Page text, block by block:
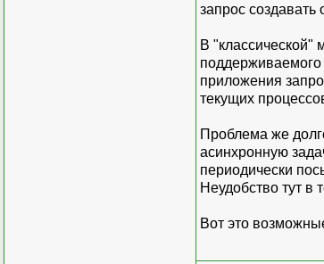
запрос создавать
В "классической"
поддерживаемого
приложения
текущих
Проблема же
асинхронную
периодически
Неудобство тут в
Вот это